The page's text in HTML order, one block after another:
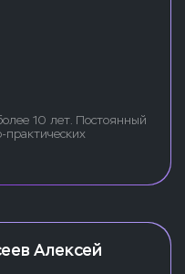
10 лет. Постоянный
Алексей